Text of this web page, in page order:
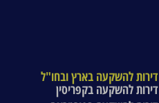
דירות להשקעה בארץ ובחו"ל
דירות להשקעה בקפריסין